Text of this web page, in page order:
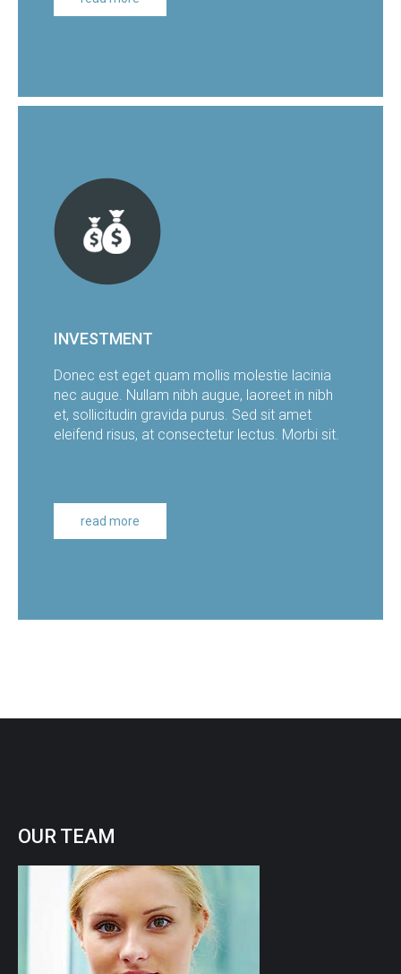
INVESTMENT
Donec est eget quam mollis molestie lacinia
nec augue. Nullam nibh augue, laoreet in nibh
et, sollicitudin gravida purus. Sed sit amet
eleifend risus, at consectetur lectus. Morbi sit.
read more
OUR TEAM